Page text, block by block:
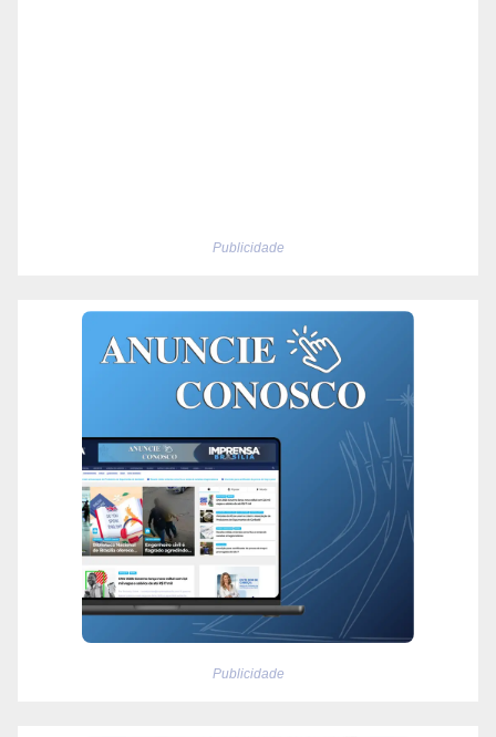
Publicidade
Publicidade